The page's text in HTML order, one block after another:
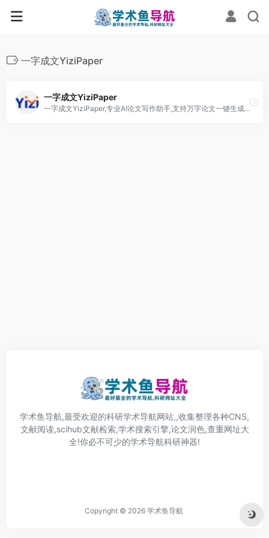
一字成文YiziPaper
一字成文YiziPaper
一字成文YiziPaper,专业AI论文写作助手,支持万字论文一键生成,自动排版校对,智能降重降AI率,覆盖12大学科820专业方向
学术鱼导航,最受欢迎的科研学术导航网站,,收集整理各种CNS,
文献阅读,scihub文献检索,学术搜索引擎,论文润色,查重网址大
全!你必不可少的学术导航科研神器!
Copyright © 2026 学术鱼导航